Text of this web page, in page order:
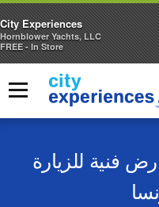
قائمة
فنية للزيارة
City Experiences
Hornblower Yachts, LLC
FREE - In Store